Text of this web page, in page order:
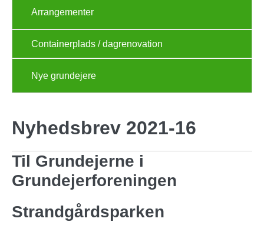
Arrangementer
Containerplads / dagrenovation
Nye grundejere
Nyhedsbrev 2021-16
Til Grundejerne i
Grundejerforeningen
Strandgårdsparken